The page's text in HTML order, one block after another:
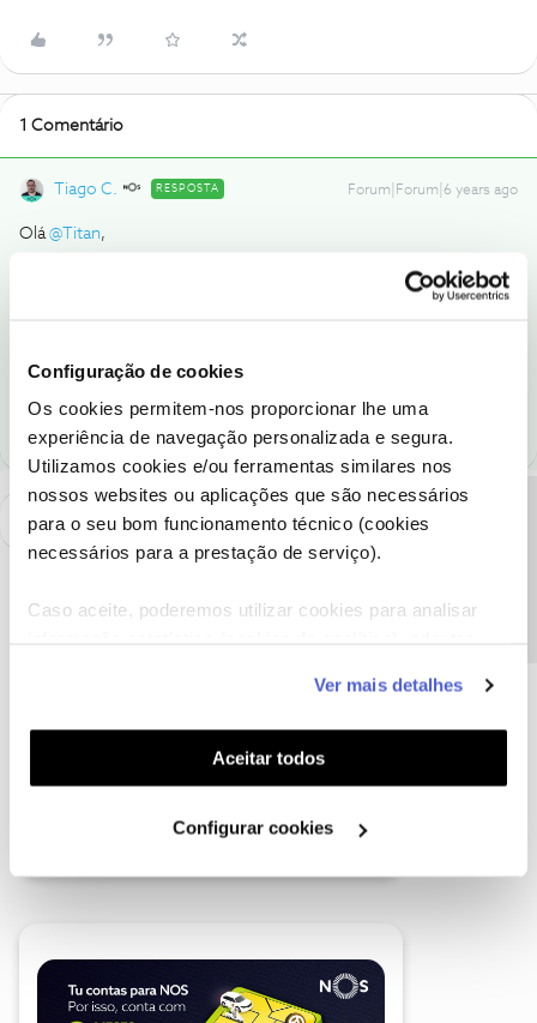
Configuração de cookies
Os cookies permitem-nos proporcionar lhe uma
experiência de navegação personalizada e segura.
Utilizamos cookies e/ou ferramentas similares nos
nossos websites ou aplicações que são necessários
para o seu bom funcionamento técnico (cookies
necessários para a prestação de serviço).
Caso aceite, poderemos utilizar cookies para analisar
funcionalidades (cookies de personalização e
funcionalidade) e adaptar anúncios aos seus interesses
(cookies de publicidade personalizada). Pode gerir a
utilização dos cookies clicando em "Configurar
Ver mais detalhes
Aceitar todos
Configurar cookies
1 Comentário
Tiago C. RESPOSTA Forum|Forum|6 years ago
Olá@Titan,
De momento não temos novidades. Sugerimos que fique atento
Ajude a comunidade a encontrar informação relevante. Marque
A poupança que COMBINA